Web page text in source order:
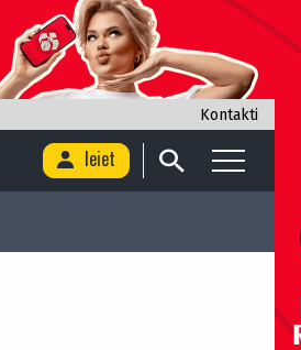
Kontakti
Ieiet